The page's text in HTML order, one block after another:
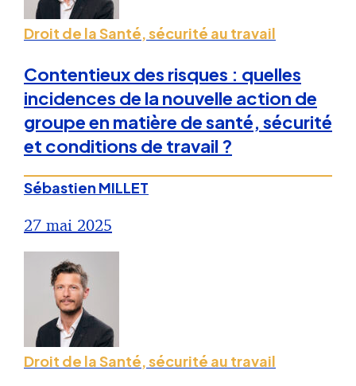
Droit de la Santé, sécurité au travail
Contentieux des risques : quelles
incidences de la nouvelle action de
groupe en matière de santé, sécurité
et conditions de travail ?
Sébastien MILLET
27 mai 2025
Droit de la Santé, sécurité au travail